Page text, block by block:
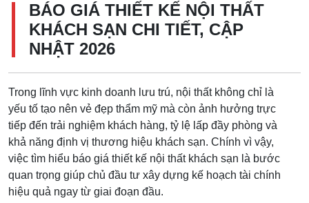
BÁO GIÁ THIẾT KẾ NỘI THẤT
KHÁCH SẠN CHI TIẾT, CẬP
NHẬT 2026
Trong lĩnh vực kinh doanh lưu trú, nội thất không chỉ là
yếu tố tạo nên vẻ đẹp thẩm mỹ mà còn ảnh hưởng trực
tiếp đến trải nghiệm khách hàng, tỷ lệ lấp đầy phòng và
khả năng định vị thương hiệu khách sạn. Chính vì vậy,
việc tìm hiểu báo giá thiết kế nội thất khách sạn là bước
quan trọng giúp chủ đầu tư xây dựng kế hoạch tài chính
hiệu quả ngay từ giai đoạn đầu.